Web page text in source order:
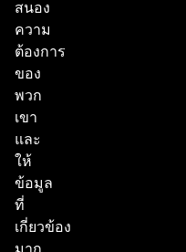
สนอง
ความ
ต้องการ
ของ
พวก
เขา
และ
ให้
ข้อมูล
ที่
เกี่ยวข้อง